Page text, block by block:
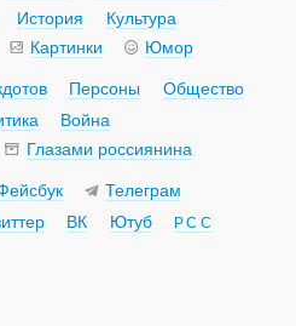
История
Культура
Картинки Юмор
Персоны
Общество
Война
Глазами россиянина
Телеграм
ВК Ютуб РСС